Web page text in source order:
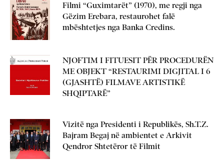
Filmi “Guximtarët” (1970), me regji nga
Gëzim Erebara, restaurohet falë
mbështetjes nga Banka Credins.
NJOFTIM I FITUESIT PËR PROCEDURËN
ME OBJEKT “RESTAURIMI DIGJITAL I 6
(GJASHTË) FILMAVE ARTISTIKË
SHQIPTARË”
Vizitë nga Presidenti i Republikës, Sh.T.Z.
Bajram Begaj në ambientet e Arkivit
Qendror Shtetëror të Filmit